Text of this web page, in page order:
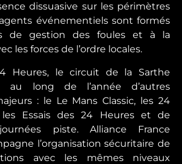
dissuasive sur les périmètres
événementiels sont formés
de gestion des foules et à la
les forces de l’ordre locales.
Heures, le circuit de la Sarthe
au long de l’année d’autres
: le Le Mans Classic, les 24
les Essais des 24 Heures et de
piste. Alliance France
l’organisation sécuritaire de
avec les mêmes niveaux